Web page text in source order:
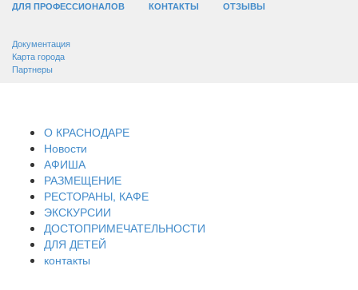
ДЛЯ ПРОФЕССИОНАЛОВ
КОНТАКТЫ ОТЗЫВЫ
Документация
Карта города
Партнеры
О КРАСНОДАРЕ
Новости
АФИША
РАЗМЕЩЕНИЕ
РЕСТОРАНЫ, КАФЕ
ЭКСКУРСИИ
ДОСТОПРИМЕЧАТЕЛЬНОСТИ
ДЛЯ ДЕТЕЙ
контакты